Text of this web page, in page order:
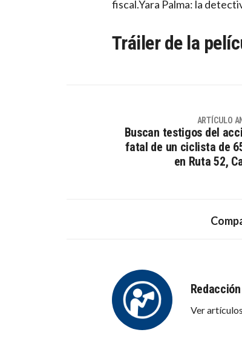
fiscal.Yara Palma: la
Tráiler de la
ARTÍCULO
Buscan testigos del
fatal de un ciclista de
en Ruta 52,
Redacción
Ver artículos